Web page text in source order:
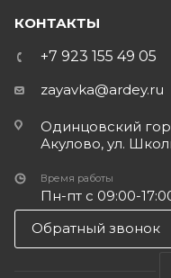
КОНТАКТЫ
+7 923 155 49 05
zayavka@ardey.ru
Одинцовский
Акулово, ул.
Время работы
Пн-пт с 09:00-
Обратный звонок